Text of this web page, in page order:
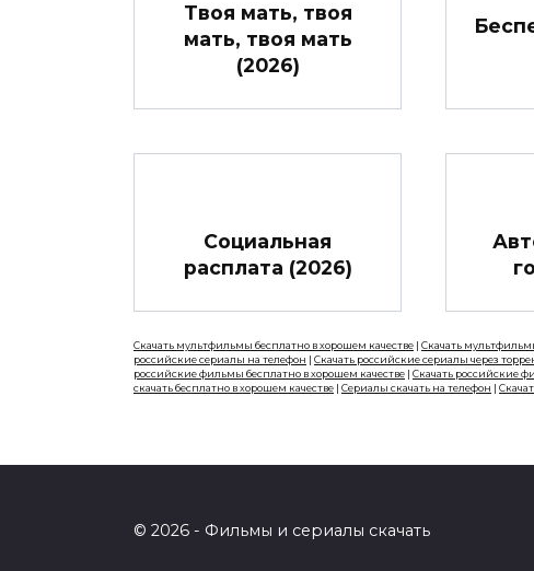
Твоя мать, твоя
мать, твоя мать
(2026)
Социальная
расплата (2026)
Скачать мультфильмы бесплатно в хорошем качестве | Скачать
российские сериалы на телефон | Скачать российские сериалы через
российские фильмы бесплатно в хорошем качестве | Скачать российские
скачать бесплатно в хорошем качестве | Сериалы скачать на телефон |
© 2026 - Фильмы и сериалы скачать